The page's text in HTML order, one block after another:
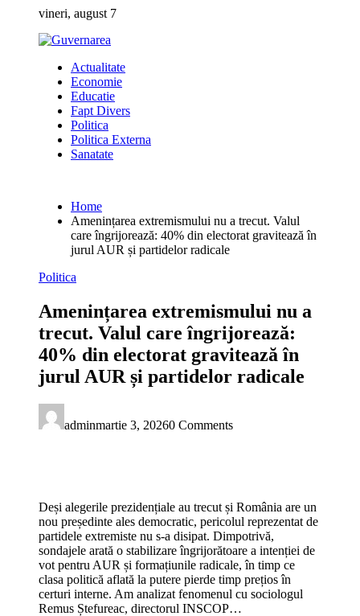
content
vineri, august 7
Actualitate
Economie
Educatie
Fapt Divers
Politica
Politica Externa
Sanatate
Home
Amenințarea extremismului nu a trecut. Valul
care îngrijorează: 40% din electorat gravitează în
jurul AUR și partidelor radicale
Politica
Amenințarea extremismului nu a
trecut. Valul care îngrijorează:
40% din electorat gravitează în
jurul AUR și partidelor radicale
adminmartie 3, 20260 Comments
Deși alegerile prezidențiale au trecut și România are un
nou președinte ales democratic, pericolul reprezentat de
partidele extremiste nu s-a disipat. Dimpotrivă,
sondajele arată o stabilizare îngrijorătoare a intenției de
vot pentru AUR și formațiunile radicale, în timp ce
clasa politică aflată la putere pierde timp prețios în
certuri interne. Am analizat fenomenul cu sociologul
Remus Ștefureac, directorul INSCOP…